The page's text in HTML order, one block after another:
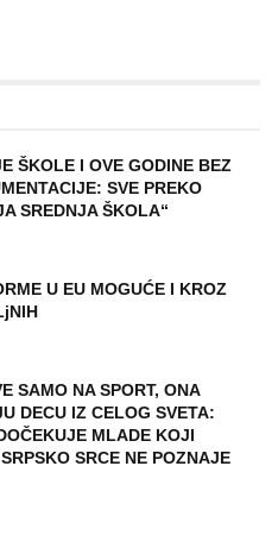
ŠKOLE I OVE GODINE BEZ
SVE PREKO
SREDNJA ŠKOLA“
U EU MOGUĆE I KROZ
SAMO NA SPORT, ONA
DECU IZ CELOG SVETA:
MLADE KOJI
SRCE NE POZNAJE